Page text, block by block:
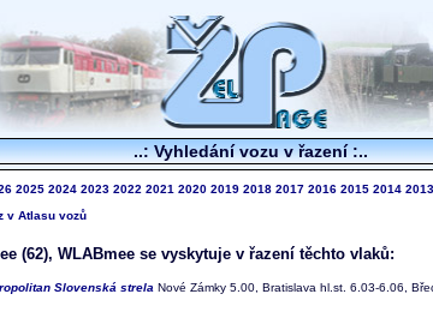
..: Vyhledání vozu v řazení :..
2025 2024 2023 2022 2021 2020 2019 2018 2017 2016 2015 2014 2013
v Atlasu vozů
(62), WLABmee se vyskytuje v řazení těchto vlaků:
Slovenská strela Nové Zámky 5.00, Bratislava hl.st. 6.03-6.06,